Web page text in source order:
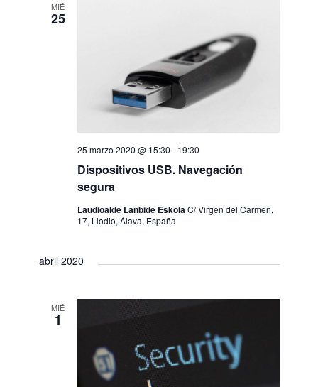
d
e
E
v
e
t
MIÉ
25
Dispositivos USB. Navegación
segura
25 marzo 2020 @ 15:30 - 19:30
Laudioalde Lanbide EskolaC/ Virgen del Carmen,
17, Llodio, Álava, España
abril 2020
MIÉ
1